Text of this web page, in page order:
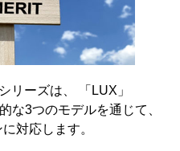
リーズは、 「LUX」
な3つのモデルを通じて、
対応します。